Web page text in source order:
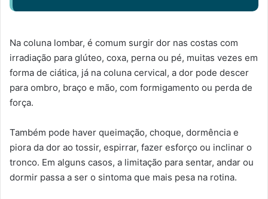
Na coluna lombar, é comum surgir dor nas costas com
irradiação para glúteo, coxa, perna ou pé, muitas vezes em
forma de ciática, já na coluna cervical, a dor pode descer
para ombro, braço e mão, com formigamento ou perda de
força.
Também pode haver queimação, choque, dormência e
piora da dor ao tossir, espirrar, fazer esforço ou inclinar o
tronco. Em alguns casos, a limitação para sentar, andar ou
dormir passa a ser o sintoma que mais pesa na rotina.